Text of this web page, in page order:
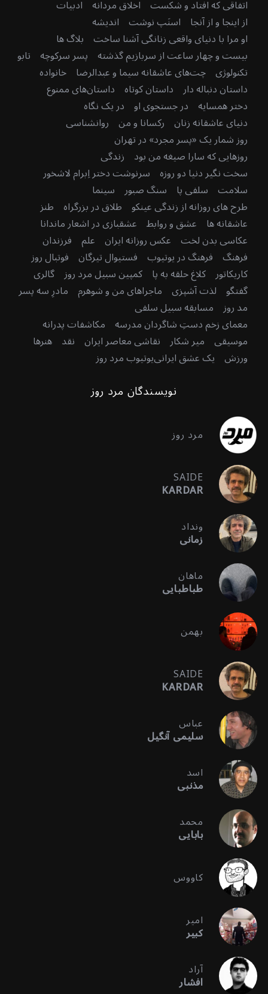
اتفاقی که افتاد و شکست اخلاق مردانه ادبیات
از اینجا و از آنجا اسنَپ نوشت اندیشه
او مرا با دنیای واقعی زنانگی آشنا ساخت بلاگ ها
بیست و چهار ساعت از سربازیم گذشته پسر سرکوچه تابو
تکنولوژی چت‌های عاشقانه سیما و عبدالرضا خانواده
داستان دنباله دار داستان کوتاه داستان‌های ممنوع
دختر همسایه در جستجوی او در یک نگاه
دنیای عاشقانه زنان رکسانا و من روانشناسی
روز شمار یک «پسر مجرد» در تهران
روزهایی که سارا صیغه من بود زندگی
سخت نگیر دنیا دو روزه سرنوشت دختر اِبرام لاشخور
سلامت سلفی پا سنگ صبور سینما
طرح های روزانه از زندگی عینکو طلاق در بزرگراه طنز
عاشقانه ها عشق و روابط عشقبازی در اشعار ماندانا
عکاسی بدن لخت عکس روزانه ایران علم فرزندان
فرهنگ فرهنگ در یوتیوب فستیوال تیرگان فوتبال روز
کاریکاتور کلاغ حلقه به پا کمپین سبیل مرد روز گالری
گفتگو لذت آشپزی ماجراهای من و شوهرم مادرِ سه پسر
مد روز مسابقه سبیل سلفی
معمای زخم دستِ شاگردان مدرسه مکاشفات پدرانه
موسیقی میر شکار نقاشی معاصر ایران نقد هنرها
ورزش یک عشق ایرانییوتیوب مرد روز
نویسندگان مرد روز
مرد روز
SAIDE
KARDAR
ونداد
زمانی
ماهان
طباطبایی
بهمن
SAIDE
KARDAR
عباس
سلیمی آنگیل
اسد
مذنبی
محمد
بابایی
کاووس
امیر
کبیر
آراد
افشار